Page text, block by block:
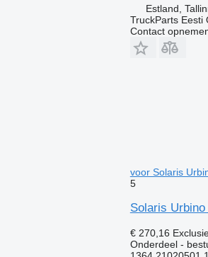
Estland,
TruckParts Eesti
Contact
voor Solaris
5
Solaris
€ 270,16
Onderdeel -